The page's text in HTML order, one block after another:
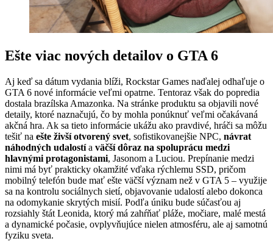
Ešte viac nových detailov o GTA 6
Aj keď sa dátum vydania blíži, Rockstar Games naďalej odhaľuje o
GTA 6 nové informácie veľmi opatrne. Tentoraz však do popredia
dostala brazílska Amazonka. Na stránke produktu sa objavili nové
detaily, ktoré naznačujú, čo by mohla ponúknuť veľmi očakávaná
akčná hra. Ak sa tieto informácie ukážu ako pravdivé, hráči sa môžu
tešiť na ešte živší otvorený svet, sofistikovanejšie NPC, návrat
náhodných udalostía väčší dôraz na spoluprácu medzi
hlavnými protagonistami, Jasonom a Luciou. Prepínanie medzi
nimi má byť prakticky okamžité vďaka rýchlemu SSD, pričom
mobilný telefón bude mať ešte väčší význam než v GTA 5 – využije
sa na kontrolu sociálnych sietí, objavovanie udalostí alebo dokonca
na odomykanie skrytých misií. Podľa úniku bude súčasťou aj
rozsiahly štát Leonida, ktorý má zahŕňať pláže, močiare, malé mestá
a dynamické počasie, ovplyvňujúce nielen atmosféru, ale aj samotnú
fyziku sveta.